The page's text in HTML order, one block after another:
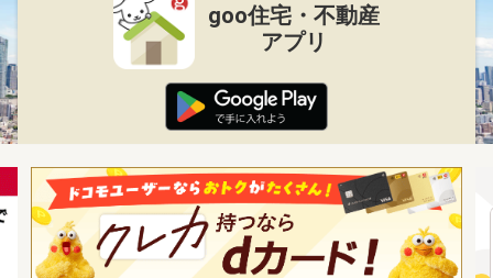
goo住宅・不動産
アプリ